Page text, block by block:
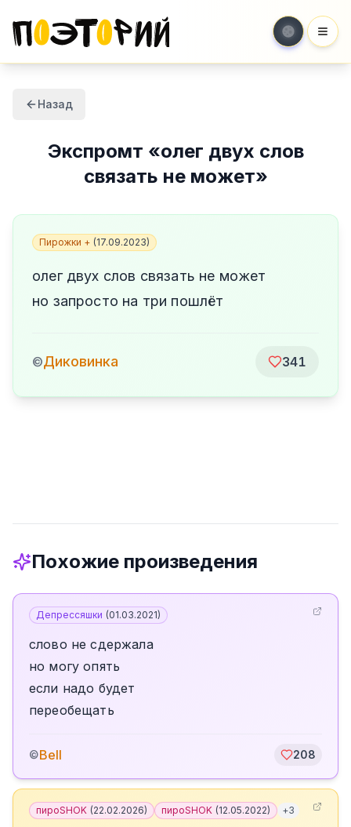
Назад
Экспромт «олег двух слов
связать не может»
Пирожки + (17.09.2023)
олег двух слов связать не может
но запросто на три пошлёт
©Диковинка 341
Похожие произведения
Депрессяшки (01.03.2021)
слово не сдержала
но могу опять
если надо будет
переобещать
©Bell 208
пироSHOK (22.02.2026) пироSHOK (12.05.2022) +3